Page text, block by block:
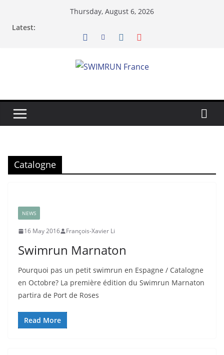
Thursday, August 6, 2026
Latest:
Catalogne
NEWS
16 May 2016 François-Xavier Li
Swimrun Marnaton
Pourquoi pas un petit swimrun en Espagne / Catalogne
en Octobre? La première édition du Swimrun Marnaton
partira de Port de Roses
Read More